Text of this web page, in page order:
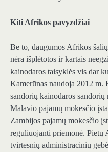
Kiti Afrikos pavyzdžiai
Be to, daugumos Afrikos
nėra išplėtotos ir kartais
kainodaros taisyklės vis dar
Kamerūnas naudoja 2012 m.
sandorių kainodaros
Malavio pajamų mokesčio
Zambijos pajamų mokesčio
reguliuojanti priemonė. Pietų
tvirtesnių administracinių